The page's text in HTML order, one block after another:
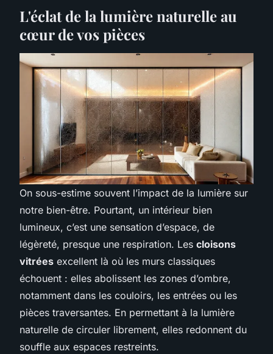
L'éclat de la lumière naturelle au
cœur de vos pièces
On sous-estime souvent l’impact de la lumière sur
notre bien-être. Pourtant, un intérieur bien
lumineux, c’est une sensation d’espace, de
légèreté, presque une respiration. Les cloisons
vitrées excellent là où les murs classiques
échouent : elles abolissent les zones d’ombre,
notamment dans les couloirs, les entrées ou les
pièces traversantes. En permettant à la lumière
naturelle de circuler librement, elles redonnent du
souffle aux espaces restreints.